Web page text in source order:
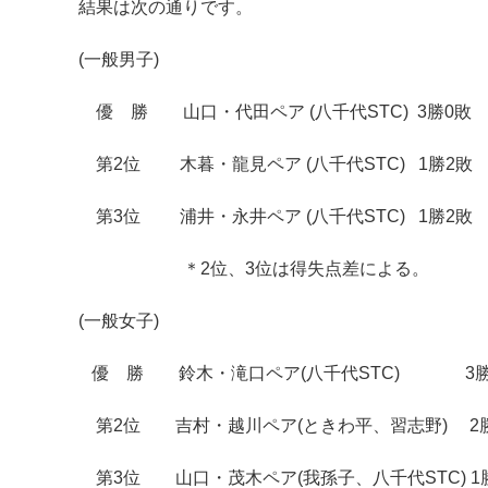
結果は次の通りです。
(一般男子)
優 勝 山口・代田ペア (八千代STC) 3勝0敗
第2位 木暮・龍見ペア (八千代STC) 1勝2敗
第3位 浦井・永井ペア (八千代STC) 1勝2
＊2位、3位は得失点差による。
(一般女子)
優 勝 鈴木・滝口ペア(八千代STC) 3勝
第2位 吉村・越川ペア(ときわ平、習志野) 2
第3位 山口・茂木ペア(我孫子、八千代STC) 1